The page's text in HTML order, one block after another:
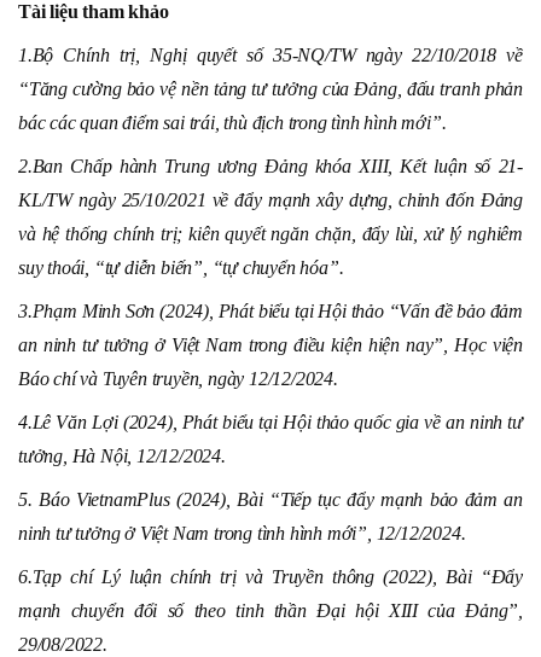
Tài liệu tham khảo
1.Bộ Chính trị, Nghị quyết số 35-NQ/TW ngày 22/10/2018 về
“Tăng cường bảo vệ nền tảng tư tưởng của Đảng, đấu tranh phản
bác các quan điểm sai trái, thù địch trong tình hình mới”.
2.Ban Chấp hành Trung ương Đảng khóa XIII, Kết luận số 21-
KL/TW ngày 25/10/2021 về đẩy mạnh xây dựng, chỉnh đốn Đảng
và hệ thống chính trị; kiên quyết ngăn chặn, đẩy lùi, xử lý nghiêm
suy thoái, “tự diễn biến”, “tự chuyển hóa”.
3.Phạm Minh Sơn (2024), Phát biểu tại Hội thảo “Vấn đề bảo đảm
an ninh tư tưởng ở Việt Nam trong điều kiện hiện nay”, Học viện
Báo chí và Tuyên truyền, ngày 12/12/2024.
4.Lê Văn Lợi (2024), Phát biểu tại Hội thảo quốc gia về an ninh tư
tưởng, Hà Nội, 12/12/2024.
5. Báo VietnamPlus (2024), Bài “Tiếp tục đẩy mạnh bảo đảm an
ninh tư tưởng ở Việt Nam trong tình hình mới”, 12/12/2024.
6.Tạp chí Lý luận chính trị và Truyền thông (2022), Bài “Đẩy
mạnh chuyển đổi số theo tinh thần Đại hội XIII của Đảng”,
29/08/2022.